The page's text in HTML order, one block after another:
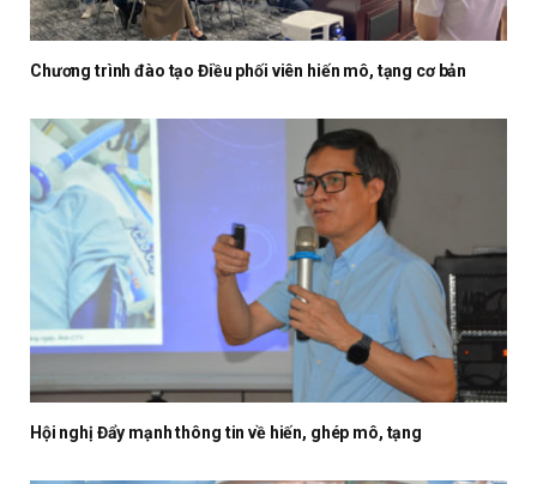
Chương trình đào tạo Điều phối viên hiến mô, tạng cơ bản
Hội nghị Đẩy mạnh thông tin về hiến, ghép mô, tạng